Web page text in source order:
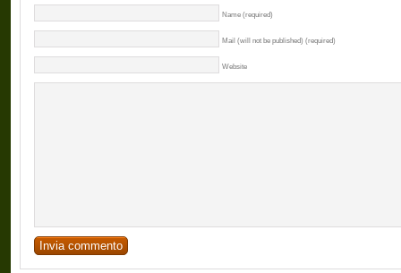
Name (required)
Mail (will not be published) (required)
Website